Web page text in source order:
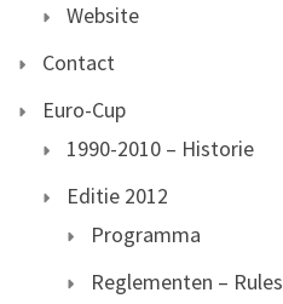
Website
Contact
Euro-Cup
1990-2010 – Historie
Editie 2012
Programma
Reglementen – Rules